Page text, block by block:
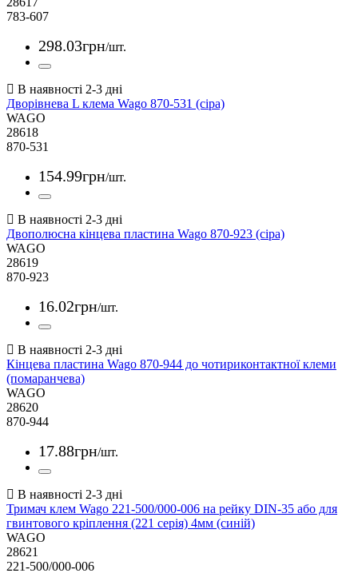
783-607
298.03грн/шт.
Дворівнева L клема Wago 870-531 (сіра)
WAGO
28618
870-531
154.99грн/шт.
Двополюсна кінцева пластина Wago 870-923 (сіра)
WAGO
28619
870-923
16.02грн/шт.
Кінцева пластина Wago 870-944 до чотириконтактної клеми
(помаранчева)
WAGO
28620
870-944
17.88грн/шт.
Тримач клем Wago 221-500/000-006 на рейку DIN-35 або для
гвинтового кріплення (221 серія) 4мм (синій)
WAGO
28621
221-500/000-006